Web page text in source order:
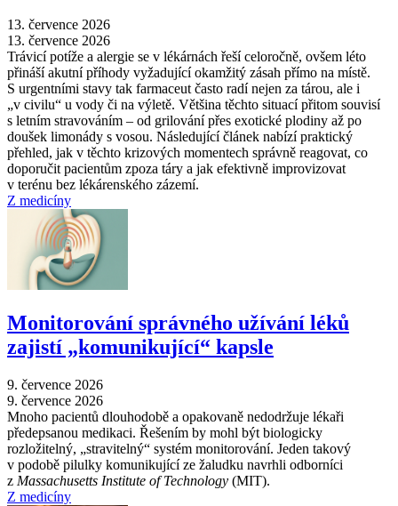
13. července 2026
13. července 2026
Trávicí potíže a alergie se v lékárnách řeší celoročně, ovšem léto
přináší akutní příhody vyžadující okamžitý zásah přímo na místě.
S urgentními stavy tak farmaceut často radí nejen za tárou, ale i
„v civilu“ u vody či na výletě. Většina těchto situací přitom souvisí
s letním stravováním –⁠ od grilování přes exotické plodiny až po
doušek limonády s vosou. Následující článek nabízí praktický
přehled, jak v těchto krizových momentech správně reagovat, co
doporučit pacientům zpoza táry a jak efektivně improvizovat
v terénu bez lékárenského zázemí.
Z medicíny
Monitorování správného užívání léků
zajistí „komunikující“ kapsle
9. července 2026
9. července 2026
Mnoho pacientů dlouhodobě a opakovaně nedodržuje lékaři
předepsanou medikaci. Řešením by mohl být biologicky
rozložitelný, „stravitelný“ systém monitorování. Jeden takový
v podobě pilulky komunikující ze žaludku navrhli odborníci
z Massachusetts Institute of Technology (MIT).
Z medicíny